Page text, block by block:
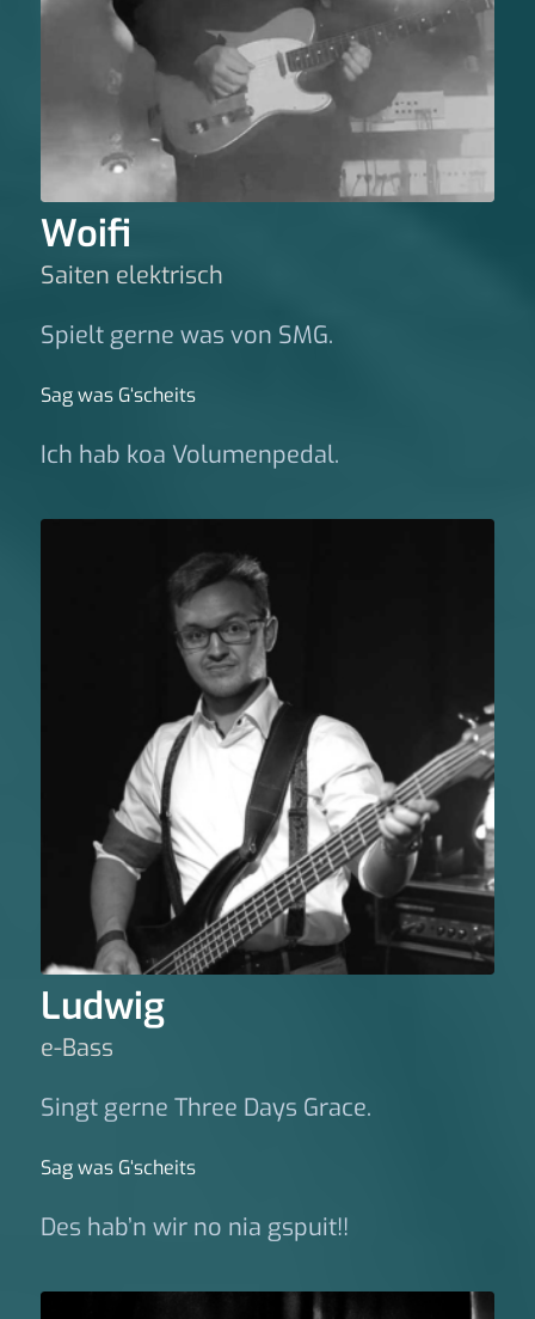
Woifi
Saiten elektrisch
Spielt gerne was von SMG.
Sag was G‘scheits
Ich hab koa Volumenpedal.
Ludwig
e-Bass
Singt gerne Three Days Grace.
Sag was G‘scheits
Des hab’n wir no nia gspuit!!